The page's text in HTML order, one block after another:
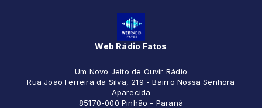
Web Rádio Fatos
Um Novo Jeito de Ouvir Rádio
Rua João Ferreira da Silva, 219 - Bairro Nossa Senhora
Aparecida
85170-000 Pinhão - Paraná